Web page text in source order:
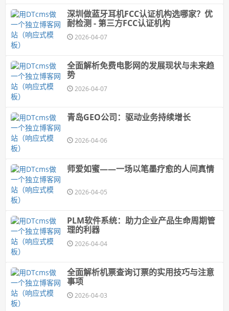
深圳做蓝牙耳机FCC认证机构选哪家？优
耐检测 - 第三方FCC认证机构
2026-04-07
全面解析免费电影网的发展现状与未来趋
势
2026-04-07
青岛GEO公司：驱动业务持续增长
2026-04-06
师爱如蜜——一场以笔墨疗愈的人间真情
2026-04-05
PLM软件系统：助力企业产品生命周期管
理的利器
2026-04-04
全面解析机票查询订票的实用技巧与注意
事项
2026-04-03